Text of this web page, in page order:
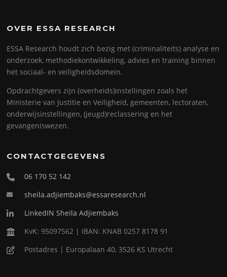
OVER ESSA RESEARCH
ESSA Research houdt zich bezig met (criminaliteits) analyse en
onderzoek, methodiekontwikkeling, advies en training binnen
het sociaal- en veiligheidsdomein.
Opdrachtgevers zijn (overheids)instellingen zoals het
Ministerie van Justitie en Veiligheid, gemeenten, lectoraten,
onderwijsinstellingen, (jeugd)reclassering en het
gevangeniswezen.
CONTACTGEGEVENS
06 170 52 142
sheila.adjiembaks@essaresearch.nl
LinkedIN Sheila Adjiembaks
KvK: 95097562 | IBAN: KNAB 0257 8178 91
Postadres | Europalaan 40, 3526 KS Utrecht